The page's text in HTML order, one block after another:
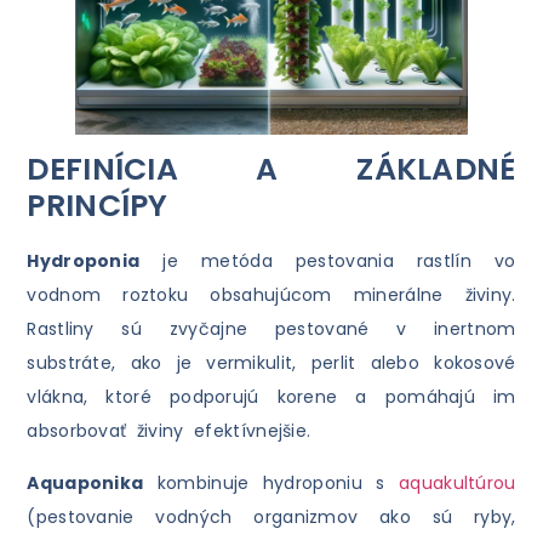
DEFINÍCIA A ZÁKLADNÉ
PRINCÍPY
Hydroponia je metóda pestovania rastlín vo
vodnom roztoku obsahujúcom minerálne živiny.
Rastliny sú zvyčajne pestované v inertnom
substráte, ako je vermikulit, perlit alebo kokosové
vlákna, ktoré podporujú korene a pomáhajú im
absorbovať živiny efektívnejšie.
Aquaponika kombinuje hydroponiu s aquakultúrou
(pestovanie vodných organizmov ako sú ryby,